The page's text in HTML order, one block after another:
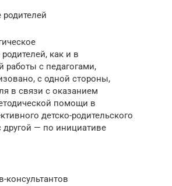
родителей
как и в
работы с педагогами,
с одной стороны,
в связи с оказанием
помощи в
детско-родительского
другой — по инициативе
консультантов